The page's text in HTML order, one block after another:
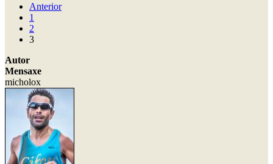
Anterior
1
2
3
Autor
Mensaxe
micholox